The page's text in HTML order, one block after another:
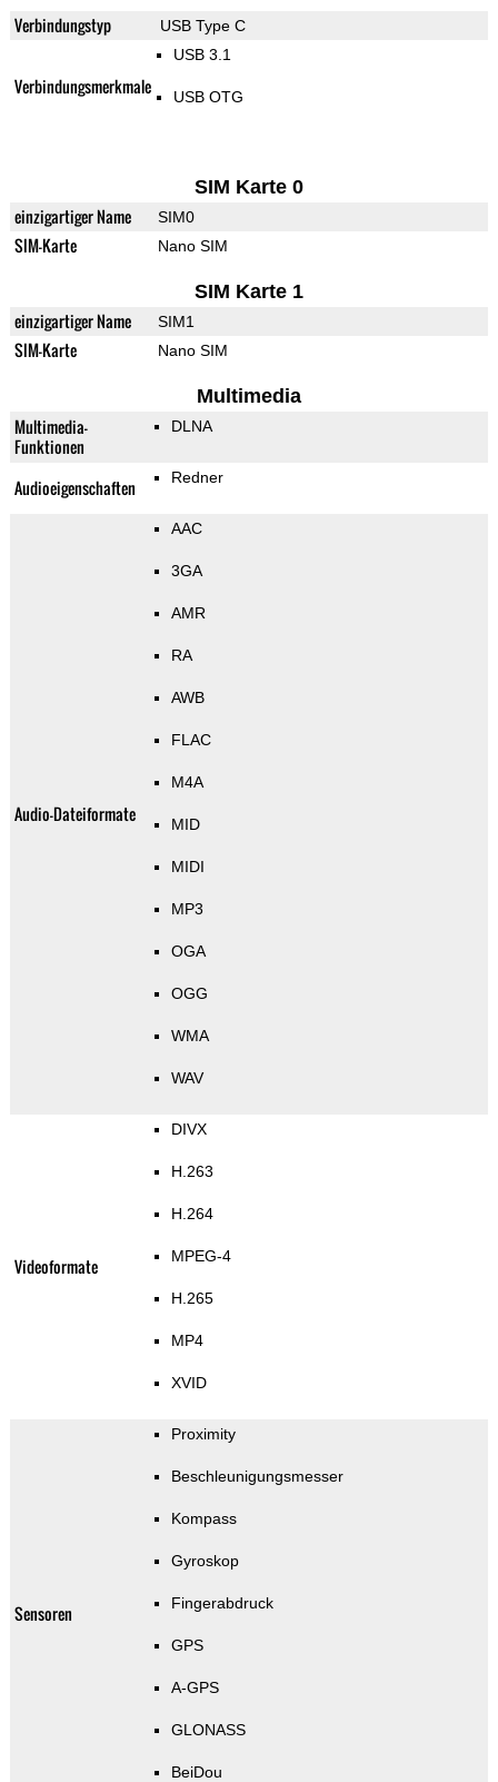
Verbindungstyp USB Type C
Verbindungsmerkmale
USB 3.1
USB OTG
SIM Karte 0
einzigartiger Name SIM0
SIM-Karte Nano SIM
SIM Karte 1
einzigartiger Name SIM1
SIM-Karte Nano SIM
Multimedia
Multimedia-
Funktionen
DLNA
Audioeigenschaften Redner
Audio-Dateiformate
AAC
3GA
AMR
RA
AWB
FLAC
M4A
MID
MIDI
MP3
OGA
OGG
WMA
WAV
Videoformate
DIVX
H.263
H.264
MPEG-4
H.265
MP4
XVID
Sensoren
Proximity
Beschleunigungsmesser
Kompass
Gyroskop
Fingerabdruck
GPS
A-GPS
GLONASS
BeiDou